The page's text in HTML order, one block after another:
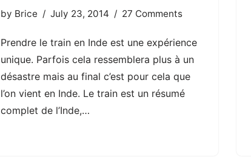
by Brice July 23, 2014 27 Comments
Prendre le train en Inde est une expérience
unique. Parfois cela ressemblera plus à un
désastre mais au final c’est pour cela que
l’on vient en Inde. Le train est un résumé
complet de l’Inde,…